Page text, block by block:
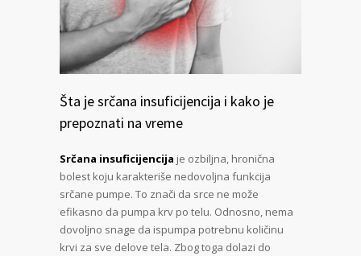
Šta je srčana insuficijencija i kako je
prepoznati na vreme
Srčana insuficijencija je ozbiljna, hronična
bolest koju karakteriše nedovoljna funkcija
srčane pumpe. To znači da srce ne može
efikasno da pumpa krv po telu. Odnosno, nema
dovoljno snage da ispumpa potrebnu količinu
krvi za sve delove tela. Zbog toga dolazi do